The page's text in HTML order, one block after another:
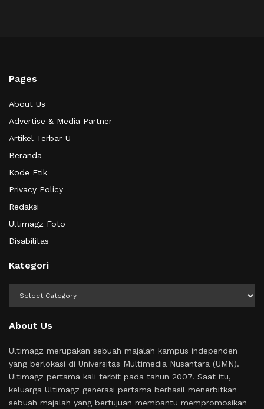
Pages
About Us
Advertise & Media Partner
Artikel Terbar-U
Beranda
Kode Etik
Privacy Policy
Redaksi
Ultimagz Foto
Disabilitas
Kategori
About Us
Ultimagz merupakan sebuah majalah kampus independen
yang berlokasi di Universitas Multimedia Nusantara (UMN).
Ultimagz pertama kali terbit pada tahun 2007. Saat itu,
keluarga Ultimagz generasi pertama berhasil menerbitkan
sebuah majalah yang bertujuan membantu mempromosikan